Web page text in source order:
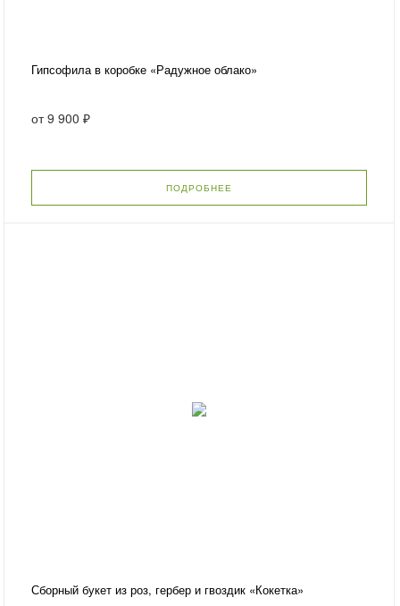
Гипсофила в коробке «Радужное облако»
от9 900 ₽
ПОДРОБНЕЕ
Сборный букет из роз, гербер и гвоздик «Кокетка»